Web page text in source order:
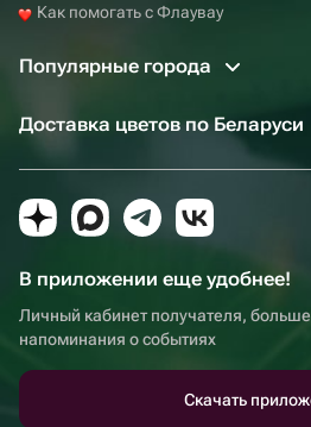
Как помогать с Флаувау
Популярные города
Доставка цветов по Беларуси
В приложении еще удобнее!
Личный кабинет получателя,
напоминания о событиях
Скачать